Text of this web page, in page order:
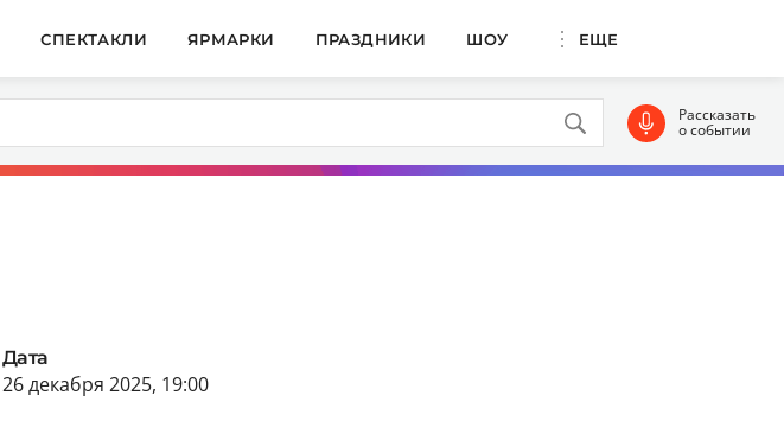
СПЕКТАКЛИ ЯРМАРКИ ПРАЗДНИКИ ШОУ ЕЩЕ
Рассказать
о событии
Дата
26 декабря 2025, 19:00